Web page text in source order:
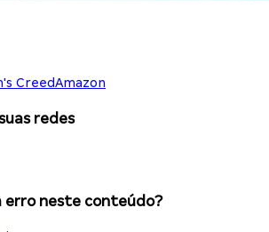
CreedAmazon
redes
erro neste conteúdo?